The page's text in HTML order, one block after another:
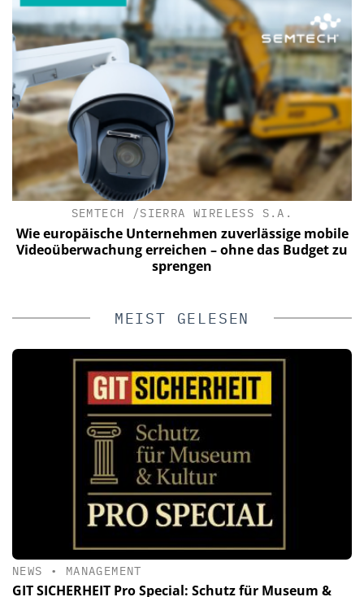
SEMTECH /SIERRA WIRELESS S.A.
Wie europäische Unternehmen zuverlässige mobile
Videoüberwachung erreichen – ohne das Budget zu
sprengen
MEIST GELESEN
NEWS • MANAGEMENT
GIT SICHERHEIT Pro Special: Schutz für Museum &